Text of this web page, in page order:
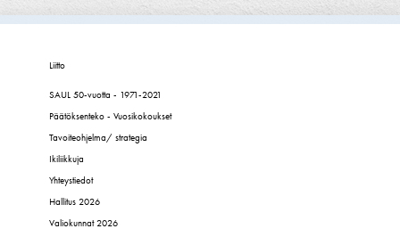
Liitto
SAUL 50-vuotta - 1971-2021
Päätöksenteko - Vuosikokoukset
Tavoiteohjelma/ strategia
Ikiliikkuja
Yhteystiedot
Hallitus 2026
Valiokunnat 2026